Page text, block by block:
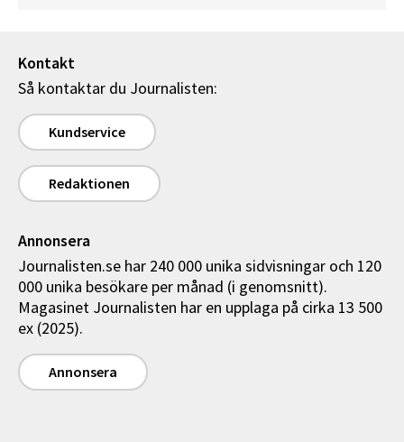
Kontakt
Så kontaktar du Journalisten:
Kundservice
Redaktionen
Annonsera
Journalisten.se har 240 000 unika sidvisningar och 120
000 unika besökare per månad (i genomsnitt).
Magasinet Journalisten har en upplaga på cirka 13 500
ex (2025).
Annonsera